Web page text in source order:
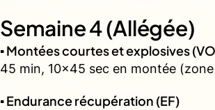
Semaine 4 (Allégée)
▪️ Montées courtes et explosives
45 min, 10x45 sec en montée
▪️ Endurance récupération (EF)